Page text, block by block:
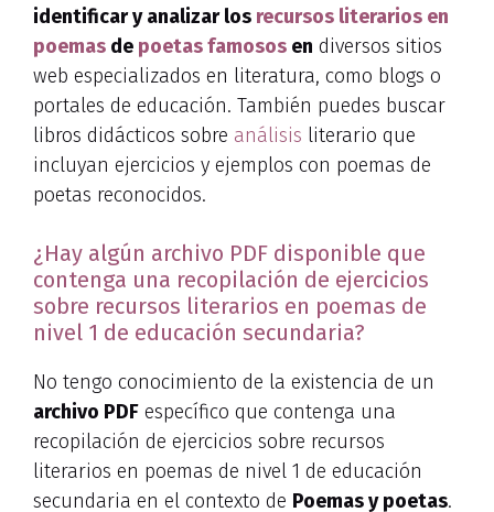
identificar y analizar los recursos literarios en
poemas de poetas famosos en diversos sitios
web especializados en literatura, como blogs o
portales de educación. También puedes buscar
libros didácticos sobre análisis literario que
incluyan ejercicios y ejemplos con poemas de
poetas reconocidos.
¿Hay algún archivo PDF disponible que
contenga una recopilación de ejercicios
sobre recursos literarios en poemas de
nivel 1 de educación secundaria?
No tengo conocimiento de la existencia de un
archivo PDF específico que contenga una
recopilación de ejercicios sobre recursos
literarios en poemas de nivel 1 de educación
secundaria en el contexto de Poemas y poetas.